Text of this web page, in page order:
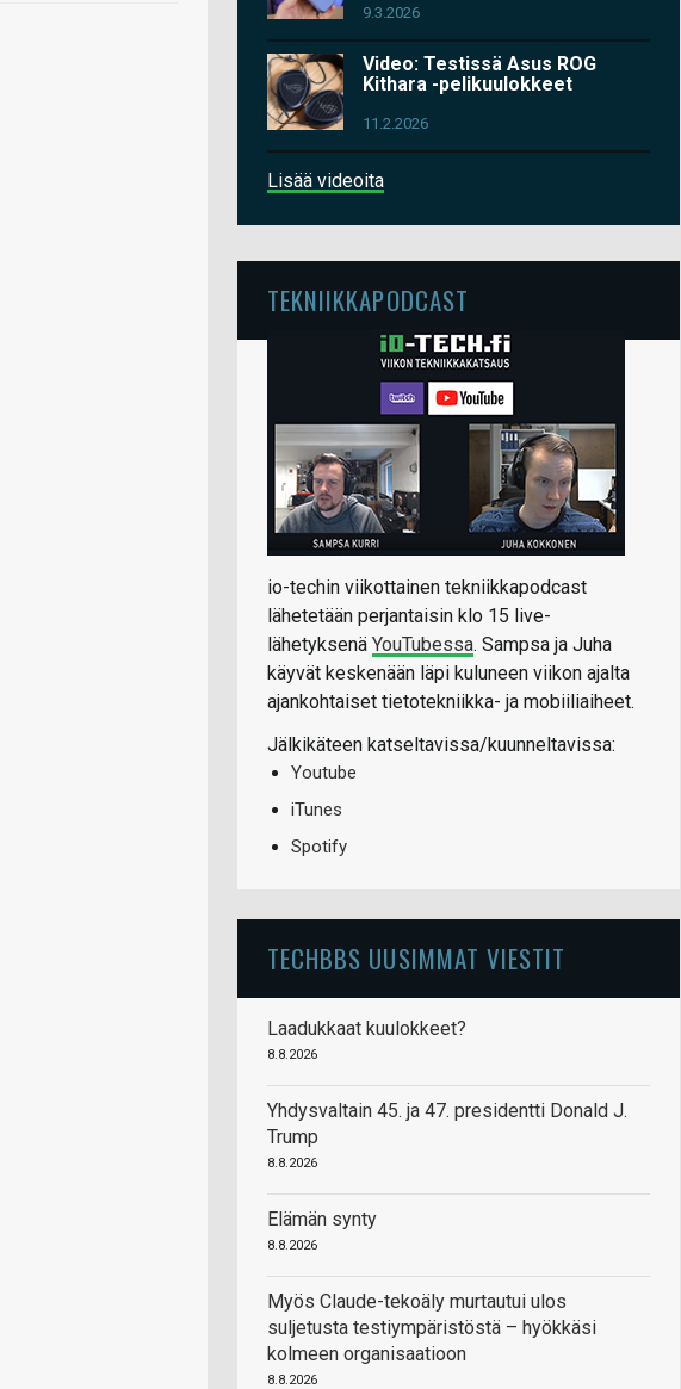
9.3.2026
Video: Testissä Asus ROG
Kithara -pelikuulokkeet
11.2.2026
Lisää videoita
TEKNIIKKAPODCAST
io-techin viikottainen tekniikkapodcast
lähetetään perjantaisin klo 15 live-
lähetyksenä YouTubessa. Sampsa ja Juha
käyvät keskenään läpi kuluneen viikon ajalta
ajankohtaiset tietotekniikka- ja mobiiliaiheet.
Jälkikäteen katseltavissa/kuunneltavissa:
Youtube
iTunes
Spotify
TECHBBS UUSIMMAT VIESTIT
Laadukkaat kuulokkeet?
8.8.2026
Yhdysvaltain 45. ja 47. presidentti Donald J.
Trump
8.8.2026
Elämän synty
8.8.2026
Myös Claude-tekoäly murtautui ulos
suljetusta testiympäristöstä – hyökkäsi
kolmeen organisaatioon
8.8.2026